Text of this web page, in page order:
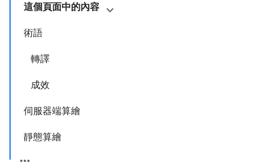
這個頁面中的內容
術語
轉譯
成效
伺服器端算繪
靜態算繪